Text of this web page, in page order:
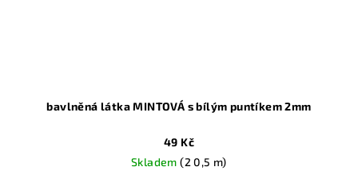
bavlněná látka MINTOVÁ s bílým puntíkem 2mm
49 Kč
Skladem(2 0,5 m)